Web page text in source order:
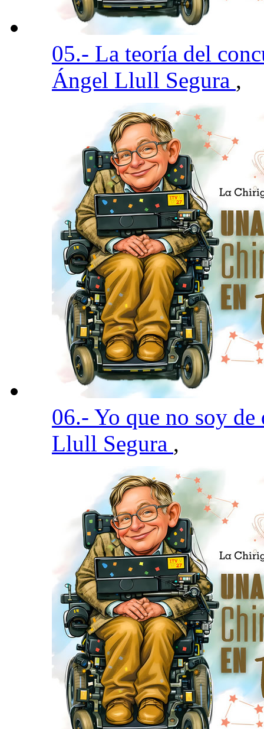
05.- La teoría del
Ángel Llull Segura ,
06.- Yo que no soy
Llull Segura ,